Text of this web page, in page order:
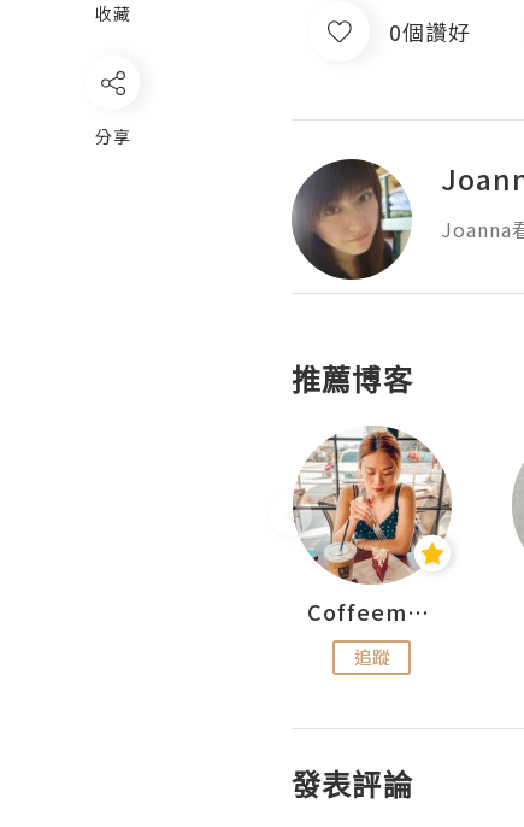
收藏
分享
0個讚好
Joanna
推薦博客
Coffeemeetjojo
追蹤
發表評論